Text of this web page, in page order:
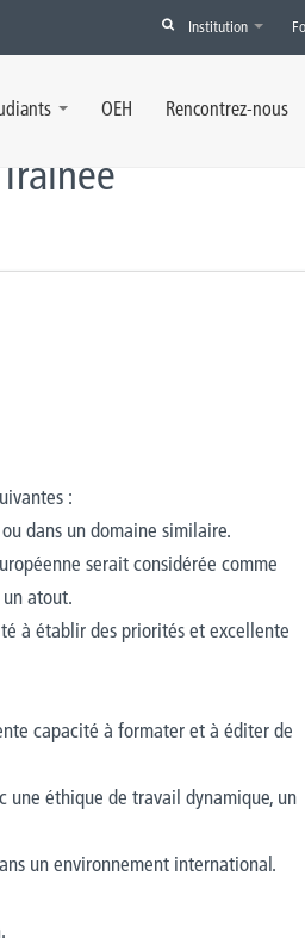
Institution
OEH Rencontrez-nous
:
dans un domaine similaire.
serait considérée comme
un atout.
à établir des priorités et excellente
capacité à formater et à éditer de
une éthique de travail dynamique, un
un environnement international.